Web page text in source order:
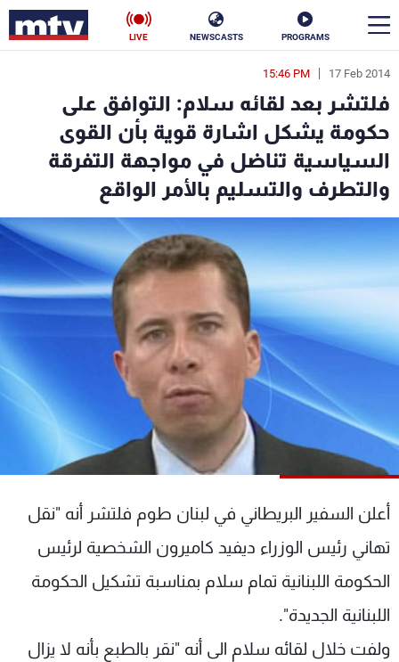
PROGRAMS
NEWSCASTS
LIVE
17 Feb 2014
15:46 PM
فلتشر بعد لقائه سلام: التوافق على
حكومة يشكل اشارة قوية بأن القوى
السياسية تناضل في مواجهة التفرقة
والتطرف والتسليم بالأمر الواقع
أعلن السفير البريطاني في لبنان طوم فلتشر أنه "نقل
تهاني رئيس الوزراء ديفيد كاميرون الشخصية لرئيس
الحكومة اللبنانية تمام سلام بمناسبة تشكيل الحكومة
اللبنانية الجديدة".
ولفت خلال لقائه سلام الى أنه "نقر بالطبع بأنه لا يزال
en
الأخبار
سياسة ناس
إقتصاد فن
منوعات رياضة
كأس العالم
جدول البرامج
شاهد البرامج
الترددات
عن MTV
الإنـتـاج
لاعلاناتكم
تواصل معنا
شروط الإسـتخدام
سياسة الخصوصية